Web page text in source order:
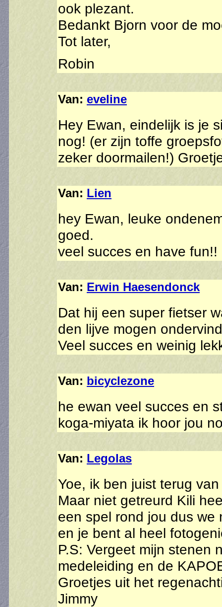
ook plezant.
Bedankt Bjorn voor de
Tot later,
Robin
Van: eveline
Hey Ewan, eindelijk is je
nog! (er zijn toffe
zeker doormailen!)
Van: Lien
hey Ewan, leuke
goed.
veel succes en have fun!!
Van: Erwin Haesendonck
Dat hij een super fietser
den lijve mogen
Veel succes en weinig
Van: bicyclezone
he ewan veel succes en
koga-miyata ik hoor jou
Van: Legolas
Yoe, ik ben juist terug
Maar niet getreurd Kili
een spel rond jou dus we
en je bent al heel
P.S: Vergeet mijn stenen
medeleiding en de
Groetjes uit het
Jimmy